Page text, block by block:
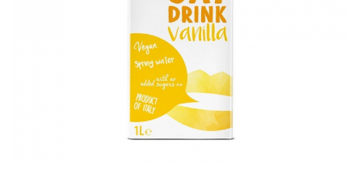
PRODUSE ECO / ORGANICE